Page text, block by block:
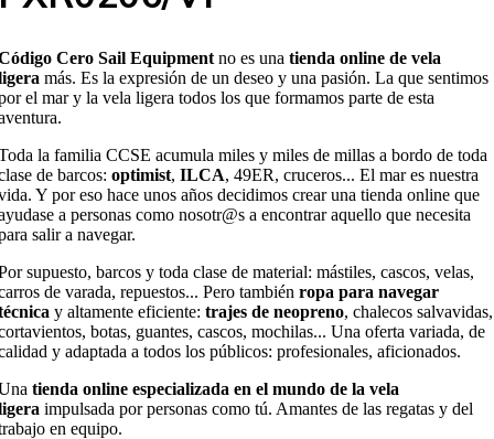
Cero Sail Equipment no es una tienda online de vela
más. Es la expresión de un deseo y una pasión. La que sentimos
el mar y la vela ligera todos los que formamos parte de esta
la familia CCSE acumula miles y miles de millas a bordo de toda
de barcos: optimist, ILCA, 49ER, cruceros... El mar es nuestra
Y por eso hace unos años decidimos crear una tienda online que
a personas como nosotr@s a encontrar aquello que necesita
salir a navegar.
supuesto, barcos y toda clase de material: mástiles, cascos, velas,
de varada, repuestos... Pero también ropa para navegar
y altamente eficiente: trajes de neopreno, chalecos salvavidas,
botas, guantes, cascos, mochilas... Una oferta variada, de
y adaptada a todos los públicos: profesionales, aficionados.
tienda online especializada en el mundo de la vela
impulsada por personas como tú. Amantes de las regatas y del
en equipo.